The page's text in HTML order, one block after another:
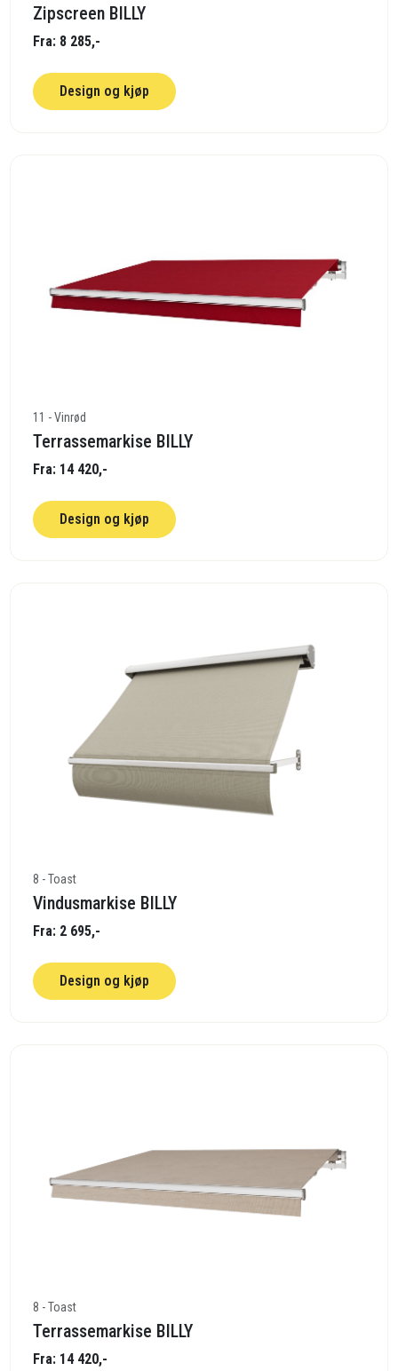
Zipscreen BILLY
Fra: 8 285,-
Design og kjøp
11 - Vinrød
Terrassemarkise BILLY
Fra: 14 420,-
Design og kjøp
8 - Toast
Vindusmarkise BILLY
Fra: 2 695,-
Design og kjøp
8 - Toast
Terrassemarkise BILLY
Fra: 14 420,-